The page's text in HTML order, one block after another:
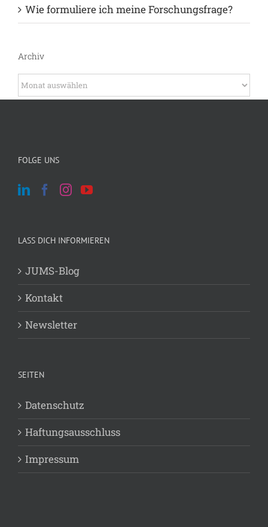
Wie formuliere ich meine Forschungsfrage?
Archiv
Archiv
FOLGE UNS
LASS DICH INFORMIEREN
JUMS-Blog
Kontakt
Newsletter
SEITEN
Datenschutz
Haftungsausschluss
Impressum